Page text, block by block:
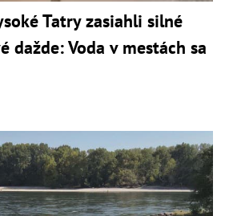
Tatry zasiahli silné
dažde: Voda v mestách sa